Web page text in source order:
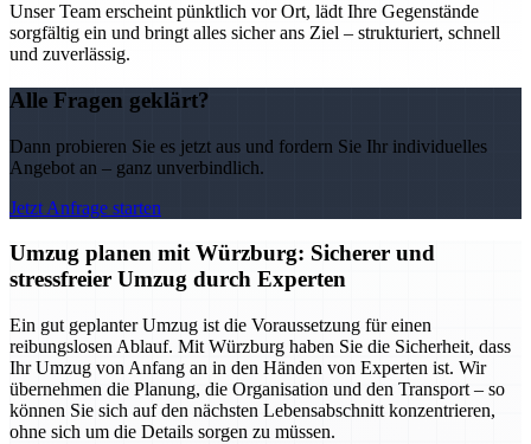
Unser Team erscheint pünktlich vor Ort, lädt Ihre Gegenstände
sorgfältig ein und bringt alles sicher ans Ziel – strukturiert, schnell
und zuverlässig.
Alle Fragen geklärt?
Dann probieren Sie es jetzt aus und fordern Sie Ihr individuelles
Angebot an – ganz unverbindlich.
Jetzt Anfrage starten
Umzug planen mit Würzburg: Sicherer und
stressfreier Umzug durch Experten
Ein gut geplanter Umzug ist die Voraussetzung für einen
reibungslosen Ablauf. Mit Würzburg haben Sie die Sicherheit, dass
Ihr Umzug von Anfang an in den Händen von Experten ist. Wir
übernehmen die Planung, die Organisation und den Transport – so
können Sie sich auf den nächsten Lebensabschnitt konzentrieren,
ohne sich um die Details sorgen zu müssen.